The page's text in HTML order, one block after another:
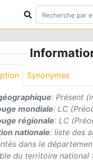
Synonymes
: Présent
mondiale: LC
régionale: LC
nationale: liste des
dans le
du territoire